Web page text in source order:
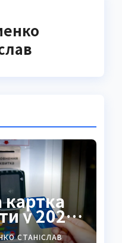
у 2026
СТАНІСЛАВ